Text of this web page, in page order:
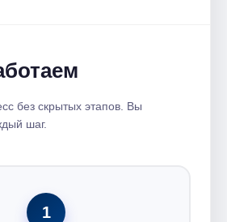
без скрытых этапов. Вы
шаг.
1